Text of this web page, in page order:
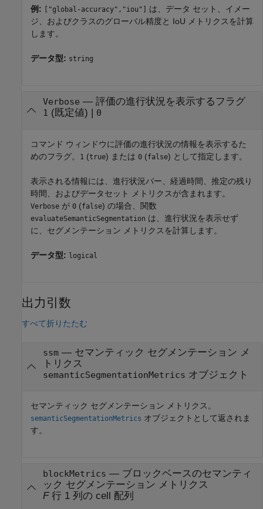
例: ["global-accuracy","iou"]
は、データ セット、イメー
ジ、およびクラスのグローバル精度と IoU メトリクスを計算
します。
データ型: string
Verbose — 評価の進行状況を表示するフラグ
1 (既定値) | 0
コマンド ウィンドウに評価の進行状況の情報を表示するた
めのフラグ。
1 (true) または 0 (false) として指定します。
表示される情報には、進行状況バー、経過時間、推定の残り
時間、およびデータセット メトリクスが含まれます。
Verbose が 0 (false) の場合、関数
evaluateSemanticSegmentation は、進行状況を表示せず
に、セグメンテーション メトリクスを計算します。
データ型: logical
出力引数
すべて折りたたむ
ssm— セマンティック セグメンテーション メ
トリクス
semanticSegmentationMetrics オブジェクト
セマンティック セグメンテーション メトリクス。
semanticSegmentationMetrics オブジェクトとして返されま
す。
blockMetrics — ブロックベースのセマンティ
ック セグメンテーション メトリクス
F行 1 列の cell 配列